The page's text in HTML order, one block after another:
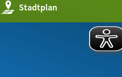
Stadtplan
(Öffnet
in
einem